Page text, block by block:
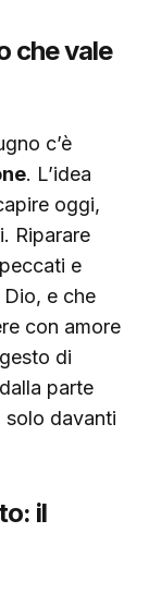
che vale
c’è
. L’idea
oggi,
Riparare
e
e che
con amore
di
parte
solo davanti
il